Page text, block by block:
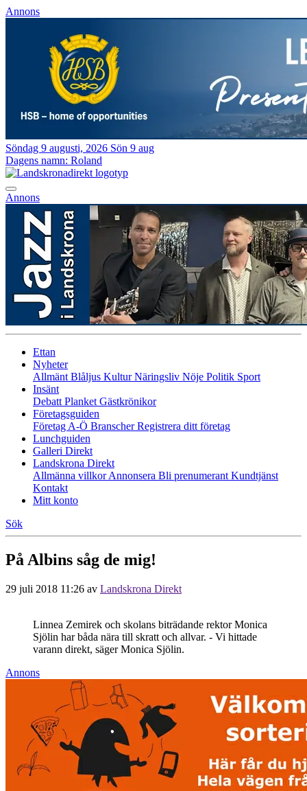
Annons
Söndag 9 augusti, 2026 Sön 9 aug
Dagens namn: Roland
Annons
Ettan
Nyheter
Allmänt Blåljus KulturNäringsliv Nöje Politik Sport
Insänt
Debatt Planket Gästkrönikor
Företagsguiden
Företag A-Ö BranscherRegistrera ditt företag
Lunchguiden
Galleri Direkt
Landskrona Direkt
Allmänna villkorAnnonsera Bli prenumerant Kundtjänst
Kontakt
Mitt konto
Sök
På Albins såg de mig!
29 juli 2018 11:26 av Landskrona Direkt
Linnea Zemirek och skolans biträdande rektor Monica
Sjölin har båda nära till skratt och allvar. - Vi hittade
varann direkt, säger Monica Sjölin.
Annons